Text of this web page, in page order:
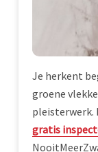
Je herkent
groene
pleisterwerk.
gratis